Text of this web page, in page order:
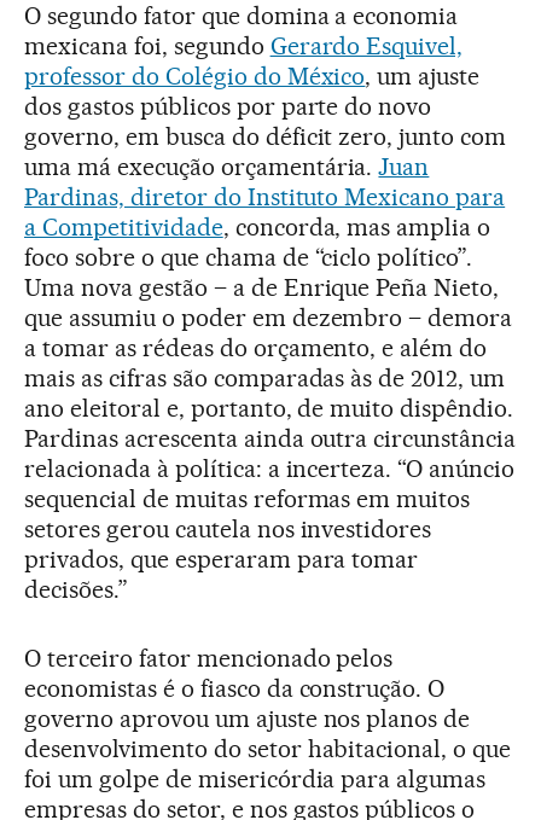
O segundo fator que domina a economia
mexicana foi, segundo Gerardo Esquivel,
professor do Colégio do México, um ajuste
dos gastos públicos por parte do novo
governo, em busca do déficit zero, junto com
uma má execução orçamentária.Juan
Pardinas, diretor do Instituto Mexicano para
a Competitividade, concorda, mas amplia o
foco sobre o que chama de “ciclo político”.
Uma nova gestão – a de Enrique Peña Nieto,
que assumiu o poder em dezembro – demora
a tomar as rédeas do orçamento, e além do
mais as cifras são comparadas às de 2012, um
ano eleitoral e, portanto, de muito dispêndio.
Pardinas acrescenta ainda outra circunstância
relacionada à política: a incerteza. “O anúncio
sequencial de muitas reformas em muitos
setores gerou cautela nos investidores
privados, que esperaram para tomar
decisões.”
O terceiro fator mencionado pelos
economistas é o fiasco da construção. O
governo aprovou um ajuste nos planos de
desenvolvimento do setor habitacional, o que
foi um golpe de misericórdia para algumas
empresas do setor, e nos gastos públicos o